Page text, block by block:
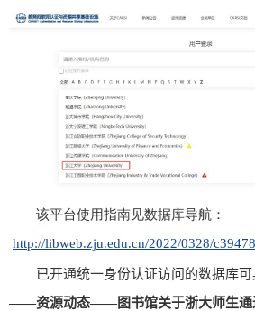
该平台使用指南见数据库导航：
http://libweb.zju.edu.cn/2022/0328/
已开通统一身份认证访问的数据库
——资源动态——图书馆关于浙大师生通